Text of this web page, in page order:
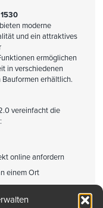
moderne
und ein attraktives
ermöglichen
in verschiedenen
erhältlich.
vereinfacht die
online anfordern
einem Ort